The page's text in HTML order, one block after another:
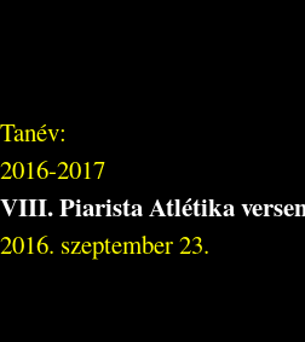
Tanév:
2016-2017
VIII. Piarista Atlétika
2016. szeptember 23.